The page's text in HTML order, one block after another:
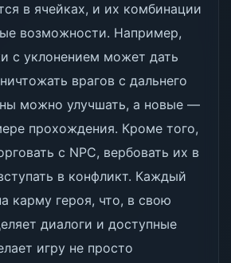
в ячейках, и их комбинации
возможности. Например,
с уклонением может дать
врагов с дальнего
можно улучшать, а новые —
прохождения. Кроме того,
с NPC, вербовать их в
в конфликт. Каждый
карму героя, что, в свою
диалоги и доступные
игру не просто